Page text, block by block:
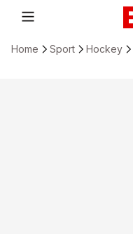
Home Sport Hockey